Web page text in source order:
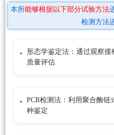
本所能够根据以下部分试验方法
检测方法
形态学鉴定法：通过观察
质量评估
PCR检测法：利用聚合酶
种鉴定